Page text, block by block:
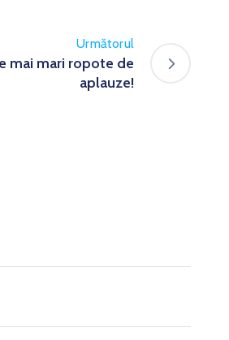
Următorul
mai mari ropote de
aplauze!